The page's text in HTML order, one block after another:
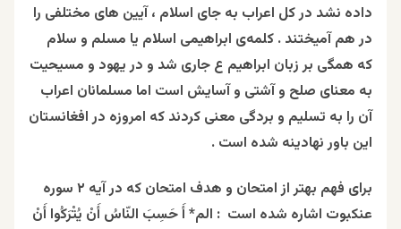
داده نشد در کل اعراب به جای اسلام ، آیین های مختلفی را
در هم آمیختند . کلمه‌ی ابراهیمی اسلام یا مسلم و سلام
که همگی بر زبان ابراهیم ع جاری شد و در یهود و مسیحیت
به معنای صلح و آشتی و آسایش است اما مسلمانان اعراب
آن را به تسلیم و بردگی معنی کردند که امروزه در افغانستان
این باور نهادینه شده است .
برای فهم بهتر از امتحان و هدف امتحان که در آیه ۲ سوره
عنکبوت اشاره شده است : الم* أَ حَسِبَ النّاسُ أَنْ یُتْرَکُوا أَنْ